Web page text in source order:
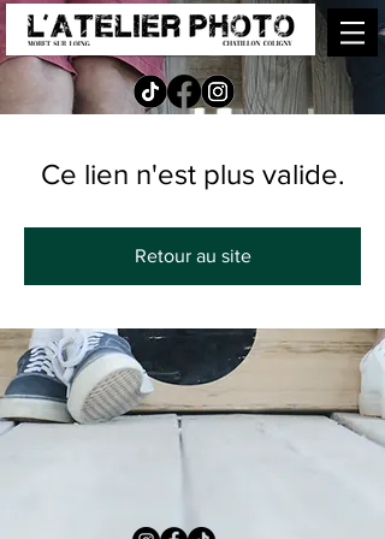
Ce lien n'est plus valide.
Retour au site